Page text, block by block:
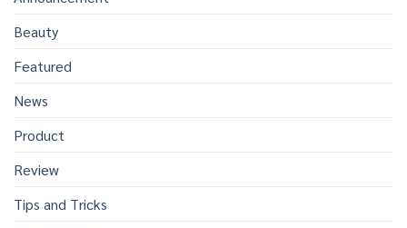
Beauty
Featured
News
Product
Review
Tips and Tricks